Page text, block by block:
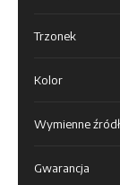
Trzonek
Kolor
Wymienne
Gwarancja